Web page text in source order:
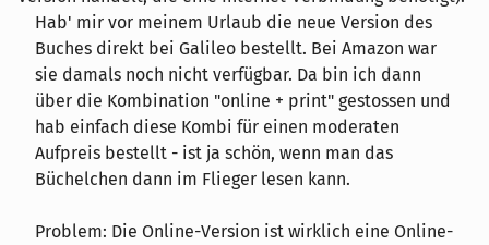
Hab' mir vor meinem Urlaub die neue Version des
Buches direkt bei Galileo bestellt. Bei Amazon war
sie damals noch nicht verfügbar. Da bin ich dann
über die Kombination "online + print" gestossen und
hab einfach diese Kombi für einen moderaten
Aufpreis bestellt - ist ja schön, wenn man das
Büchelchen dann im Flieger lesen kann.
Problem: Die Online-Version ist wirklich eine Online-